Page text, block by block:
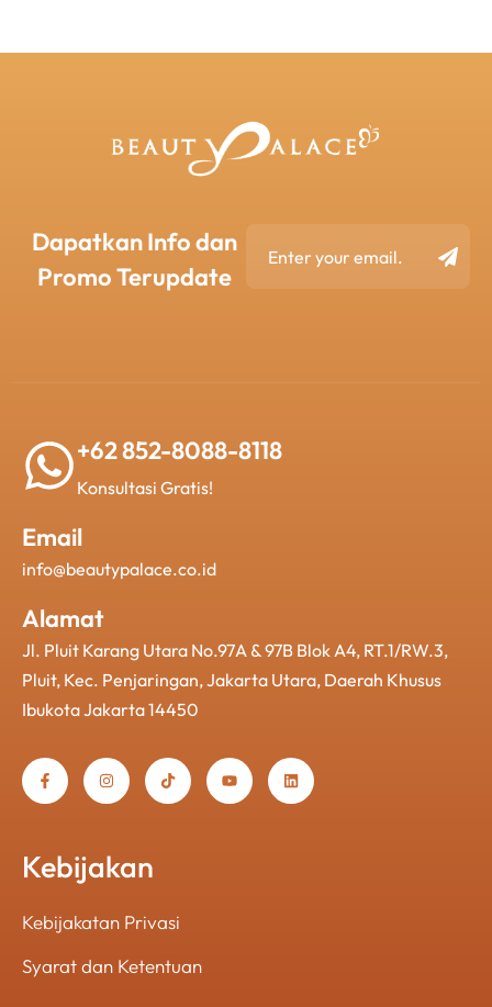
Dapatkan Info dan
Promo Terupdate
+62 852-8088-8118
Konsultasi Gratis!
Email
info@beautypalace.co.id
Alamat
Jl. Pluit Karang Utara No.97A & 97B Blok A4, RT.1/RW.3,
Pluit, Kec. Penjaringan, Jakarta Utara, Daerah Khusus
Ibukota Jakarta 14450
Kebijakan
Kebijakatan Privasi
Syarat dan Ketentuan